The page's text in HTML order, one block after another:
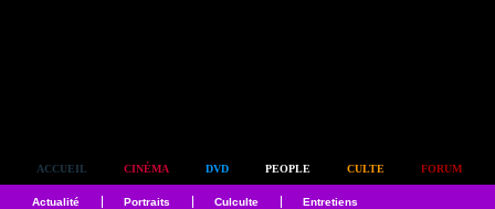
ACCUEIL CINÉMA DVD PEOPLE CULTE FORUM
Actualité Portraits Culculte Entretiens